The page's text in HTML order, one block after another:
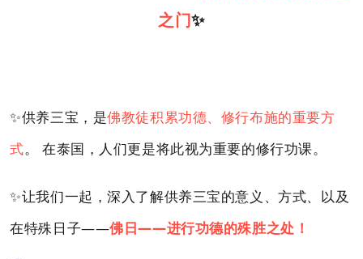
之门✨
✨供养三宝，是佛教徒积累功德、修行布施的重要方
式。 在泰国，人们更是将此视为重要的修行功课。
✨让我们一起，深入了解供养三宝的意义、方式、以及
在特殊日子——佛日——进行功德的殊胜之处！